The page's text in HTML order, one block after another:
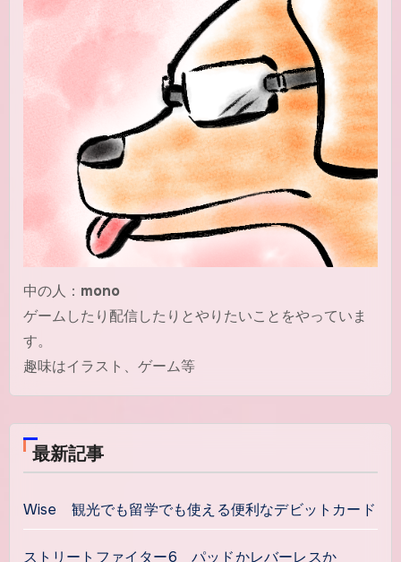
中の人： mono
ゲームしたり配信したりとやりたいことをやっていま
す。
趣味はイラスト、ゲーム等
最新記事
Wise 観光でも留学でも使える便利なデビットカード
ストリートファイター6 パッドかレバーレスか